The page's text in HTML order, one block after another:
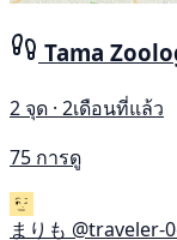
Tama
2 จุด · 2เดือนที่แล้ว
75 การดู
まりも @traveler-